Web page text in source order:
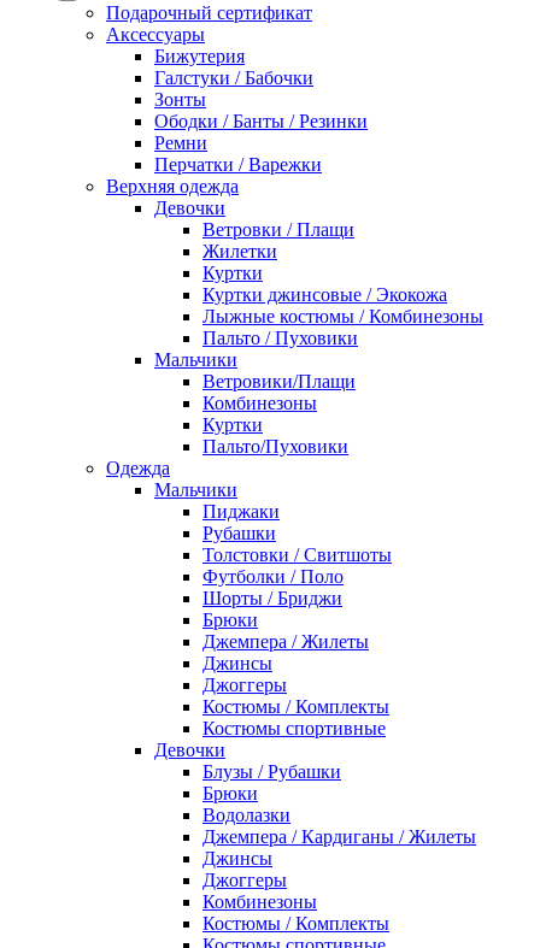
Подарочный сертификат
Аксессуары
Бижутерия
Галстуки / Бабочки
Зонты
Ободки / Банты / Резинки
Ремни
Перчатки / Варежки
Верхняя одежда
Девочки
Ветровки / Плащи
Жилетки
Куртки
Куртки джинсовые / Экокожа
Лыжные костюмы / Комбинезоны
Пальто / Пуховики
Мальчики
Ветровики/Плащи
Комбинезоны
Куртки
Пальто/Пуховики
Одежда
Мальчики
Пиджаки
Рубашки
Толстовки / Свитшоты
Футболки / Поло
Шорты / Бриджи
Брюки
Джемпера / Жилеты
Джинсы
Джоггеры
Костюмы / Комплекты
Костюмы спортивные
Девочки
Блузы / Рубашки
Брюки
Водолазки
Джемпера / Кардиганы / Жилеты
Джинсы
Джоггеры
Комбинезоны
Костюмы / Комплекты